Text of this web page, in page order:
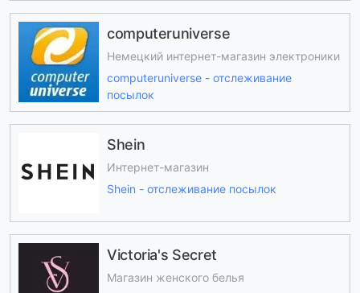
computeruniverse
Немецкий интернет-магазин электроники
computeruniverse - отслеживание
посылок
Shein
Интернет-магазин
Shein - отслеживание посылок
Victoria's Secret
Магазин женского белья